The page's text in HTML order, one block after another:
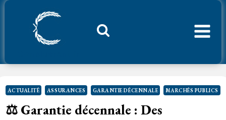
Aller
ACTUALITÉ ASSURANCES GARANTIE DÉCENNALE MARCHÉS PUBLICS
⚖️ Garantie décennale : Des